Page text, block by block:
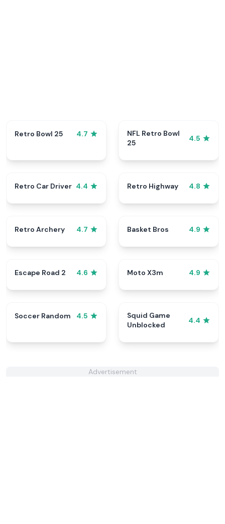
Retro Bowl 25 4.7
NFL Retro Bowl
25
4.5
Retro Car Driver 4.4 Retro Highway 4.8
Retro Archery 4.7 Basket Bros 4.9
Escape Road 2 4.6 Moto X3m 4.9
Soccer Random 4.5
Squid Game
Unblocked
4.4
Advertisement